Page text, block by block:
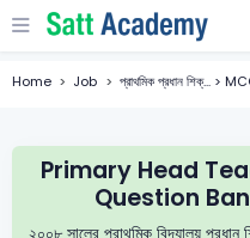
Home Job প্রাথমিক প্রধান শিক্... >
Primary Head
Question
২০০৮ সালের প্রাথমিক বিদ্যালয়